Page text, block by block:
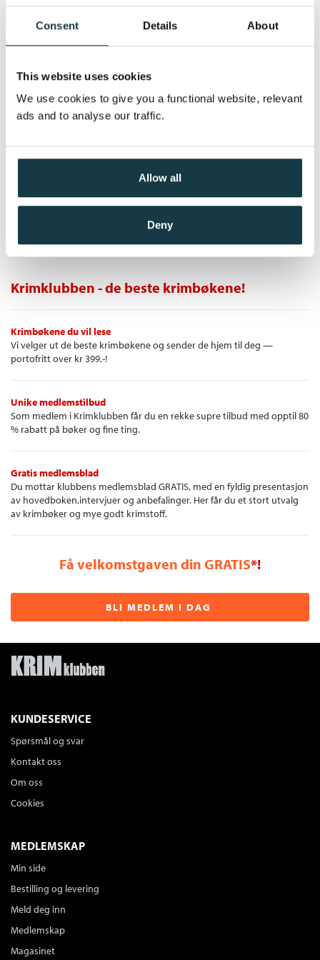
Consent Details About
This website uses cookies
We use cookies to give you a functional website, relevant
ads and to analyse our traffic.
Allow all
Deny
Oversatt av:
Moen, Rune R.
på å bevise farens uskyld - og dermed begynner en reise inn i
menneskesjelens mørkeste rom ...
Heftet
Pris 229,–
Kjøp
Elskede barn
Heftet
Pris 229,–
Kjøp
Krimklubben - de beste krimbøkene!
Krimbøkene du vil lese
Vi velger ut de beste krimbøkene og sender de hjem til deg —
portofritt over kr 399,-!
Unike medlemstilbud
Som medlem i Krimklubben får du en rekke supre tilbud med opptil 80
% rabatt på bøker og fine ting.
Gratis medlemsblad
Du mottar klubbens medlemsblad GRATIS, med en fyldig presentasjon
av hovedboken,intervjuer og anbefalinger. Her får du et stort utvalg
av krimbøker og mye godt krimstoff.
Få velkomstgaven din GRATIS*!
BLI MEDLEM I DAG
KUNDESERVICE
Spørsmål og svar
Kontakt oss
Om oss
Cookies
MEDLEMSKAP
Min side
Bestilling og levering
Meld deg inn
Medlemskap
Magasinet